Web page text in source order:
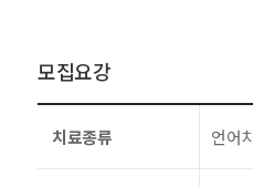
모집요강
치료종류 언어